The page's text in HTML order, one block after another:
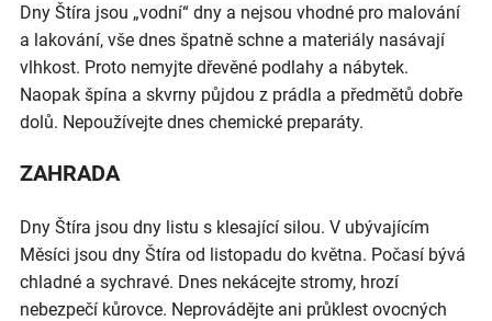
Dny Štíra jsou „vodní“ dny a nejsou vhodné pro malování
a lakování, vše dnes špatně schne a materiály nasávají
vlhkost. Proto nemyjte dřevěné podlahy a nábytek.
Naopak špína a skvrny půjdou z prádla a předmětů dobře
dolů. Nepoužívejte dnes chemické preparáty.
ZAHRADA
Dny Štíra jsou dny listu s klesající silou. V ubývajícím
Měsíci jsou dny Štíra od listopadu do května. Počasí bývá
chladné a sychravé. Dnes nekácejte stromy, hrozí
nebezpečí kůrovce. Neprovádějte ani průklest ovocných